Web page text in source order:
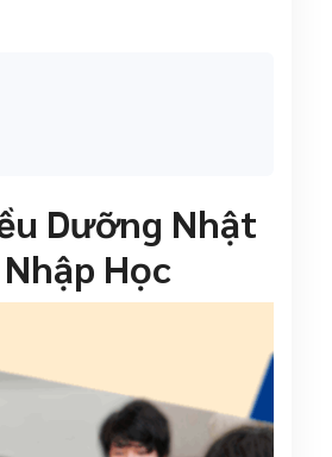
Dưỡng Nhật
Học